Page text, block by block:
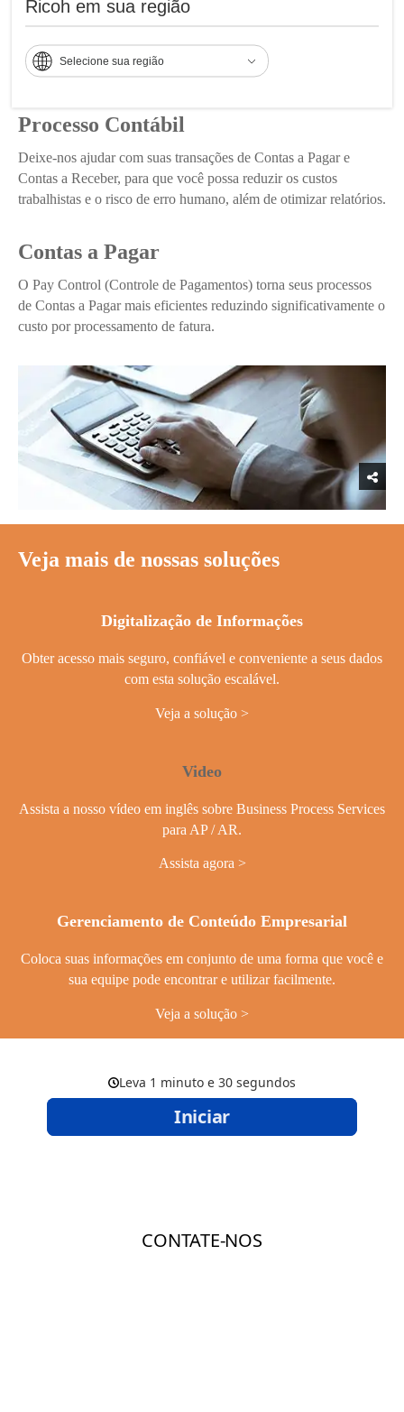
Ricoh em sua região
Selecione sua região
Processo Contábil
Deixe-nos ajudar com suas transações de Contas a Pagar e
Contas a Receber, para que você possa reduzir os custos
trabalhistas e o risco de erro humano, além de otimizar relatórios.
Contas a Pagar
O Pay Control (Controle de Pagamentos) torna seus processos
de Contas a Pagar mais eficientes reduzindo significativamente o
custo por processamento de fatura.
Veja mais de nossas soluções
Digitalização de Informações
Obter acesso mais seguro, confiável e conveniente a seus dados
com esta solução escalável.
Veja a solução
Video
Assista a nosso vídeo em inglês sobre Business Process Services
para AP / AR.
Assista agora
Gerenciamento de Conteúdo Empresarial
Coloca suas informações em conjunto de uma forma que você e
sua equipe pode encontrar e utilizar facilmente.
Veja a solução